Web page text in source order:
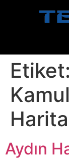
Etiket:
Aydın